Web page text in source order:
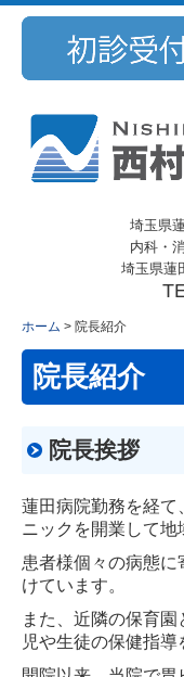
医院紹介
院長紹介
施設・設備紹介
埼玉県
内科・
埼玉県蓮
ホーム 院長紹介
院長紹介
院長挨拶
蓮田病院勤務を経て
ニックを開業して地
患者様個々の病態
けています。
また、近隣の保育
児や生徒の保健指導